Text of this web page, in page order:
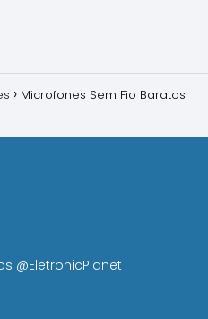
Microfones Sem Fio Baratos
@EletronicPlanet